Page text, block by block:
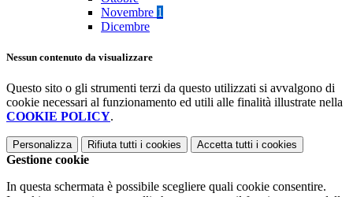
Novembre 1
Dicembre
Nessun contenuto da visualizzare
Questo sito o gli strumenti terzi da questo utilizzati si avvalgono di
cookie necessari al funzionamento ed utili alle finalità illustrate nella
COOKIE POLICY.
Personalizza Rifiuta tutti i cookies Accetta tutti i cookies
Gestione cookie
In questa schermata è possibile scegliere quali cookie consentire.